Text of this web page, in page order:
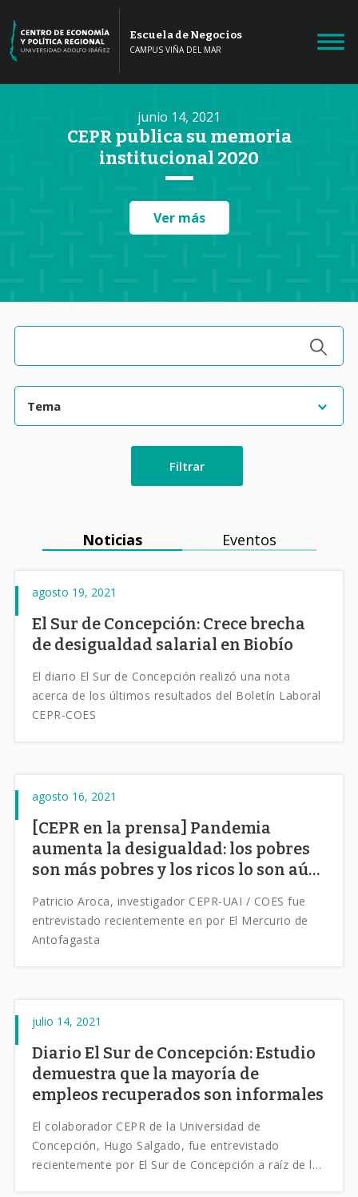
Escuela de Negocios
CAMPUS VIÑA DEL MAR
junio 14, 2021
CEPR publica su memoria
institucional 2020
Ver más
Filtrar
Noticias Eventos
agosto 19, 2021
El Sur de Concepción: Crece brecha
de desigualdad salarial en Biobío
El diario El Sur de Concepción realizó una nota
acerca de los últimos resultados del Boletín Laboral
CEPR-COES
agosto 16, 2021
[CEPR en la prensa] Pandemia
aumenta la desigualdad: los pobres
son más pobres y los ricos lo son aún
Patricio Aroca, investigador CEPR-UAI / COES fue
entrevistado recientemente en por El Mercurio de
Antofagasta
julio 14, 2021
Diario El Sur de Concepción: Estudio
demuestra que la mayoría de
empleos recuperados son informales
El colaborador CEPR de la Universidad de
Concepción, Hugo Salgado, fue entrevistado
recientemente por El Sur de Concepción a raíz de los